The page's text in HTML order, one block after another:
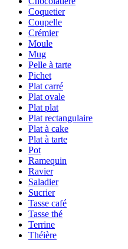
Coquetier
Coupelle
Crémier
Moule
Mug
Pelle à tarte
Pichet
Plat carré
Plat ovale
Plat plat
Plat rectangulaire
Plat à cake
Plat à tarte
Pot
Ramequin
Ravier
Saladier
Sucrier
Tasse café
Tasse thé
Terrine
Théière